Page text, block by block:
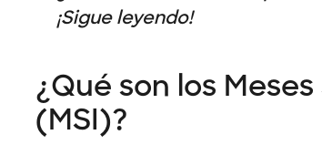
¡Sigue leyendo!
¿Qué son los
(MSI)?